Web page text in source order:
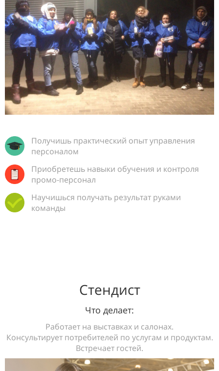
Получишь практический опыт управления
персоналом
Приобретешь навыки обучения и контроля
промо-персонал
Научишься получать результат руками
команды
Стендист
Что делает:
Работает на выставках и салонах.
Консультирует потребителей по услугам и продуктам.
Встречает гостей.